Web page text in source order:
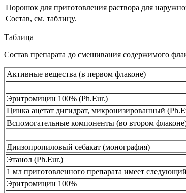
Порошок для приготовления раствора для
Состав, см. таблицу.
Таблица
Состав препарата до смешивания содержимого
Активные вещества (в первом флаконе)
Эритромицин 100% (Ph.Eur.)
Цинка ацетат дигидрат, микронизированный
Вспомогательные компоненты (во втором
Диизопропиловый себакат (монография)
Этанол (Ph.Eur.)
1 мл приготовленного препарата имеет
Эритромицин 100%